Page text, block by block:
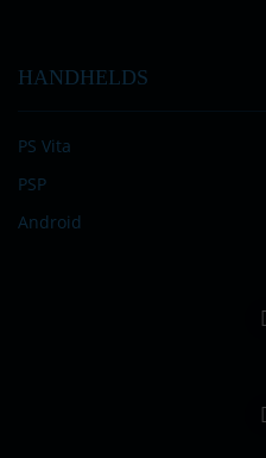
HANDHELDS
PS Vita
PSP
Android